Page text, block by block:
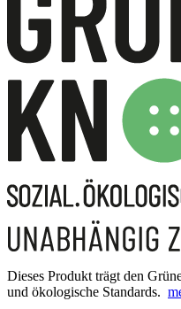
Dieses Produkt trägt den
und ökologische Standards.